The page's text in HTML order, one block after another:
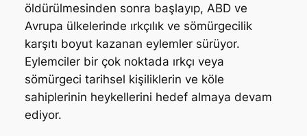
öldürülmesinden sonra başlayıp, ABD ve
Avrupa ülkelerinde ırkçılık ve sömürgecilik
karşıtı boyut kazanan eylemler sürüyor.
Eylemciler bir çok noktada ırkçı veya
sömürgeci tarihsel kişiliklerin ve köle
sahiplerinin heykellerini hedef almaya devam
ediyor.